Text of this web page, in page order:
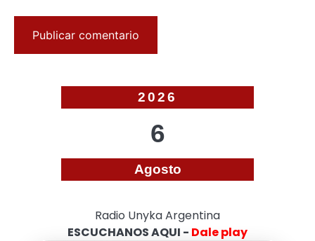
2026
6
Agosto
Radio Unyka Argentina
ESCUCHANOS AQUI - Dale play